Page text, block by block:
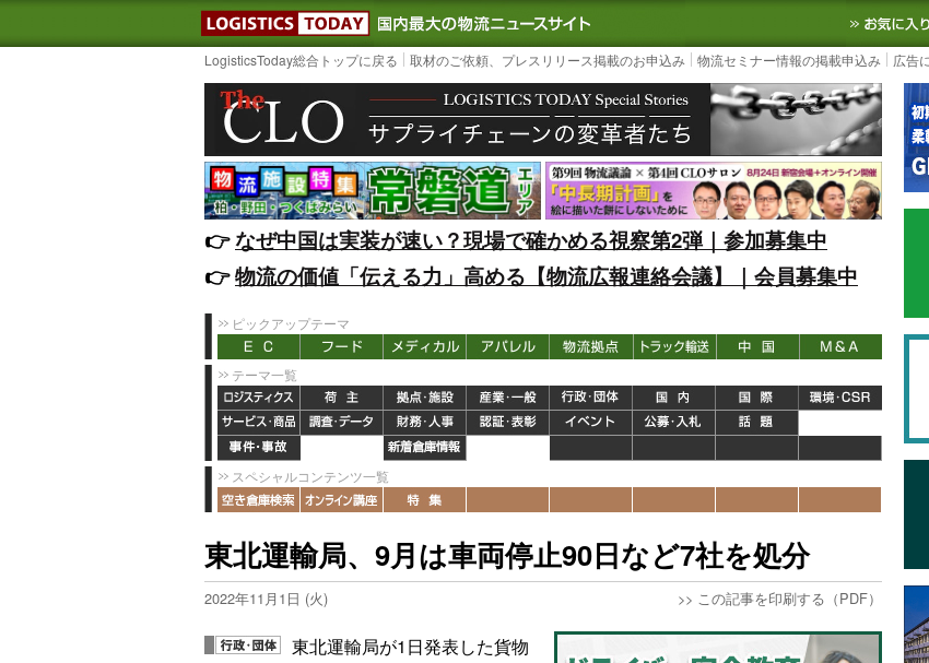
LOGISTICS TODAY｜国内最大の物流ニュースサイト3PL, SCMなど国内外の最新
LogisticsToday総合トップに戻る 取材のご依頼、プレスリリース掲載のお申込み 物流セミナー情報の掲載申込み 広告
👉️なぜ中国は実装が速い？現場で確かめる視察第2弾｜参加募集中
👉️物流の価値「伝える力」高める【物流広報連絡会議】｜会員募集中
ピックアップテーマ
テーマ一覧
スペシャルコンテンツ一覧
東北運輸局、9月は車両停止90日など7社を処分
2022年11月1日 (火) >> この記事を印刷する（PDF）
東北運輸局が1日発表した貨物